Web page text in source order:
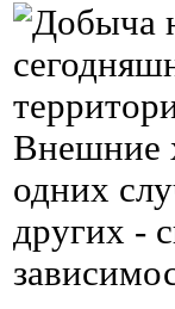
Внешние
одних
других -